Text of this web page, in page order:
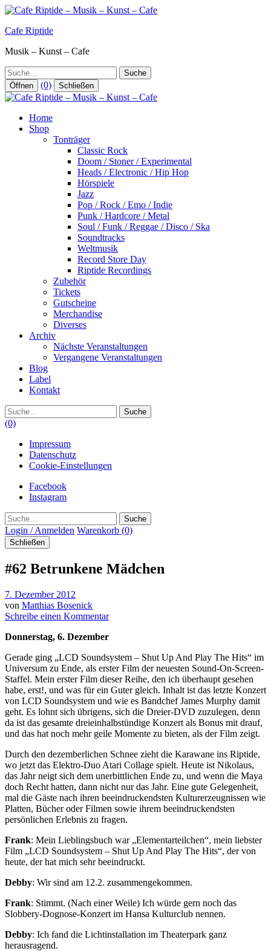
Zum
springen
Cafe Riptide
Musik – Kunst – Cafe
Suche
Öffnen (0) Schließen
Home
Shop
Tonträger
Classic Rock
Doom / Stoner / Experimental
Heads / Electronic / Hip Hop
Hörspiele
Jazz
Pop / Rock / Emo / Indie
Punk / Hardcore / Metal
Soul / Funk / Reggae / Disco / Ska
Soundtracks
Weltmusik
Record Store Day
Riptide Recordings
Zubehör
Tickets
Gutscheine
Merchandise
Diverses
Archiv
Nächste Veranstaltungen
Vergangene Veranstaltungen
Blog
Label
Kontakt
Suche
(0)
Impressum
Datenschutz
Cookie-Einstellungen
Facebook
Instagram
Suche
Login / Anmelden Warenkorb (0)
Schließen
#62 Betrunkene Mädchen
7. Dezember 2012
von Matthias Bosenick
Schreibe einen Kommentar
Donnerstag, 6. Dezember
Gerade ging „LCD Soundsystem – Shut Up And Play The Hits“ im
Universum zu Ende, als erster Film der neuesten Sound-On-Screen-
Staffel. Mein erster Film dieser Reihe, den ich überhaupt gesehen
habe, erst!, und was für ein Guter gleich. Inhalt ist das letzte Konzert
von LCD Soundsystem und wie es Bandchef James Murphy damit
geht. Es lohnt sich übrigens, sich die Dreier-DVD zuzulegen, denn
da ist das gesamte dreieinhalbstündige Konzert als Bonus mit drauf,
und das hat noch mehr geile Momente zu bieten, als der Film zeigt.
Durch den dezemberlichen Schnee zieht die Karawane ins Riptide,
wo jetzt das Elektro-Duo Atari Collage spielt. Heute ist Nikolaus,
das Jahr neigt sich dem unerbittlichen Ende zu, und wenn die Maya
doch Recht hatten, dann nicht nur das Jahr. Eine gute Gelegenheit,
mal die Gäste nach ihren beeindruckendsten Kulturerzeugnissen wie
Platten, Bücher oder Filmen sowie ihrem beeindruckendsten
persönlichen Erlebnis zu fragen.
Frank: Mein Lieblingsbuch war „Elementarteilchen“, mein liebster
Film „LCD Soundsystem – Shut Up And Play The Hits“, der von
heute, der hat mich sehr beeindruckt.
Debby: Wir sind am 12.2. zusammengekommen.
Frank: Stimmt. (Nach einer Weile) Ich würde gern noch das
Slobbery-Dognose-Konzert im Hansa Kulturclub nennen.
Debby: Ich fand die Lichtinstallation im Theaterpark ganz
herausragend.